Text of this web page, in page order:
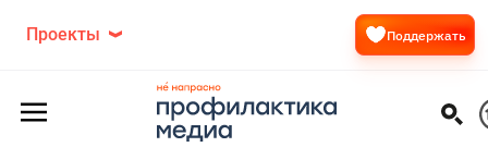
Проекты Поддержать